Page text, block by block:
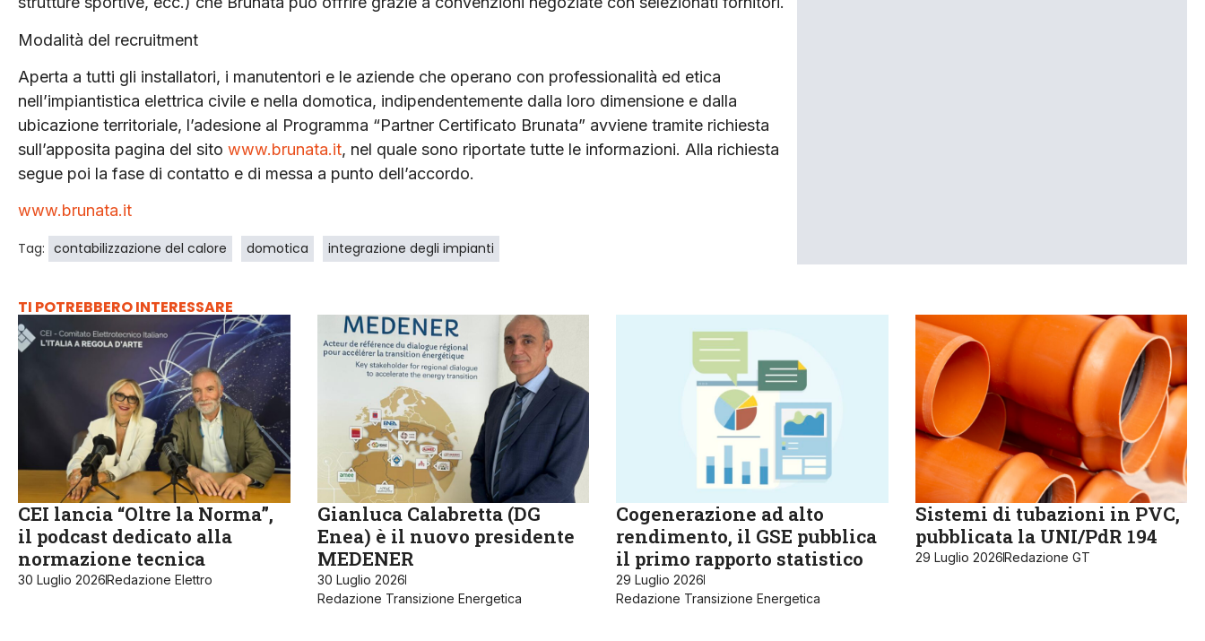
Modalità del recruitment
Aperta a tutti gli installatori, i manutentori e le aziende che operano con professionalità ed etica
nell’impiantistica elettrica civile e nella domotica, indipendentemente dalla loro dimensione e dalla
ubicazione territoriale, l’adesione al Programma “Partner Certificato Brunata” avviene tramite richiesta
sull’apposita pagina del sito www.brunata.it, nel quale sono riportate tutte le informazioni. Alla richiesta
segue poi la fase di contatto e di messa a punto dell’accordo.
www.brunata.it
Tag: contabilizzazione del calore domotica integrazione degli impianti
TI POTREBBERO INTERESSARE
CEI lancia “Oltre la Norma”,
il podcast dedicato alla
normazione tecnica
30 Luglio 2026Redazione Elettro
Gianluca Calabretta (DG
Enea) è il nuovo presidente
MEDENER
30 Luglio 2026
Redazione Transizione Energetica
Cogenerazione ad alto
rendimento, il GSE pubblica
il primo rapporto statistico
29 Luglio 2026
Redazione Transizione Energetica
Sistemi di tubazioni in PVC,
pubblicata la UNI/PdR 194
29 Luglio 2026Redazione GT